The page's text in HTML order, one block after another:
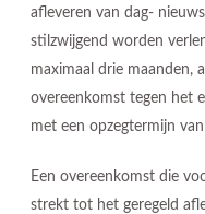
afleveren van dag-
stilzwijgend worden
maximaal drie maanden,
overeenkomst tegen het
met een opzegtermijn
Een overeenkomst die
strekt tot het geregeld